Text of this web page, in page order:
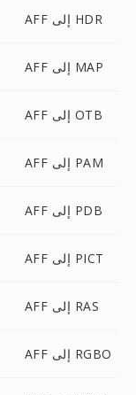
AFF إلى HDR
AFF إلى MAP
AFF إلى OTB
AFF إلى PAM
AFF إلى PDB
AFF إلى PICT
AFF إلى RAS
AFF إلى RGBO